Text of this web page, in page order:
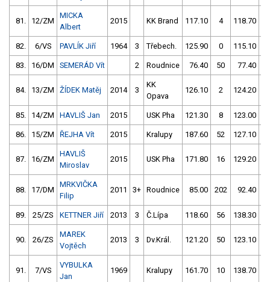
81. 12/ZM
MICKA
Albert
2015 KK Brand 117.10 4 118.70
82. 6/VS PAVLÍK Jiří 1964 3 Třebech. 125.90 0 115.10
83. 16/DM SEMERÁD Vít 2 Roudnice 76.40 50 77.40
84. 13/ZM ŽÍDEK Matěj 2014 3
KK
Opava
126.10 2 124.20
85. 14/ZM HAVLIŠ Jan 2015 USK Pha 121.30 8 123.00
86. 15/ZM ŘEJHA Vít 2015 Kralupy 187.60 52 127.10
87. 16/ZM
HAVLIŠ
Miroslav
2015 USK Pha 171.80 16 129.20
88. 17/DM
MRKVIČKA
Filip
2011 3+ Roudnice 85.00 202 92.40
89. 25/ZS KETTNER Jiří 2013 3 Č.Lípa 118.60 56 138.30
90. 26/ZS
MAREK
Vojtěch
2013 3 Dv.Král. 121.20 50 123.10
91. 7/VS
VYBULKA
Jan
1969 Kralupy 161.70 10 138.70